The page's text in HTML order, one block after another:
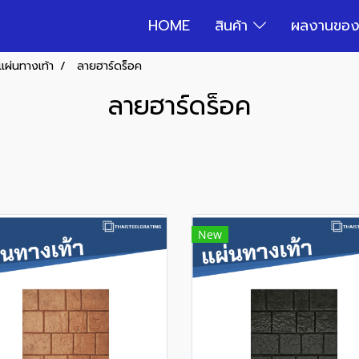
HOME สินค้า ผลงานของ
ผ่นทางเท้า ลายฮาร์ดร็อค
ลายฮาร์ดร็อค
New